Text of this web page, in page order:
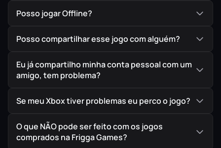
Posso jogar Offline?
Posso compartilhar esse jogo com alguém?
Eu já compartilho minha conta pessoal com um
amigo, tem problema?
Se meu Xbox tiver problemas eu perco o jogo?
O que NÃO pode ser feito com os jogos
comprados na Frigga Games?